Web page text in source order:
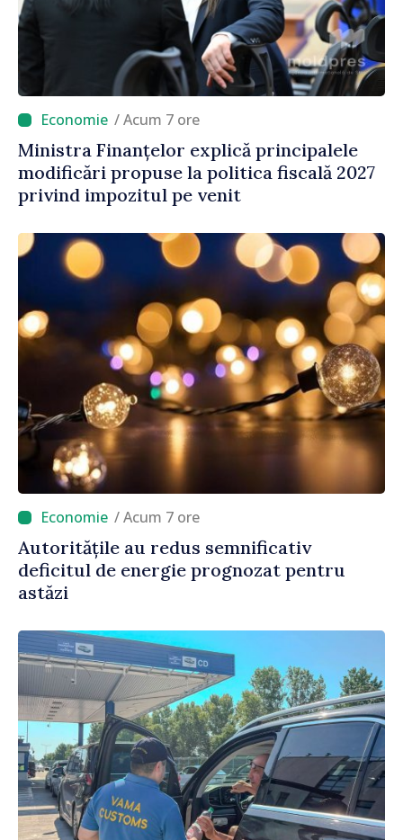
/ Acum 7 ore
Ministra Finanțelor explică principalele
modificări propuse la politica fiscală 2027
privind impozitul pe venit
/ Acum 7 ore
Autoritățile au redus semnificativ
deficitul de energie prognozat pentru
astăzi